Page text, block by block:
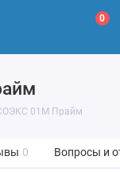
0
01М Прайм
0 Вопросы и